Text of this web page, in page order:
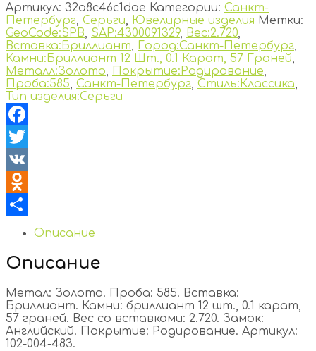
Артикул: 32a8c46c1dae Категории: Санкт-
Петербург, Серьги, Ювелирные изделия Метки:
GeoCode:SPB, SAP:4300091329, Вес:2.720,
Вставка:Бриллиант, Город:Санкт-Петербург,
Камни:Бриллиант 12 Шт., 0.1 Карат, 57 Граней,
Металл:Золото, Покрытие:Родирование,
Проба:585, Санкт-Петербург, Стиль:Классика,
Тип изделия:Серьги
Facebook
Twitter
VK
Odnoklassniki
Отправить
Описание
Описание
Метал: Золото. Проба: 585. Вставка:
Бриллиант. Камни: бриллиант 12 шт., 0.1 карат,
57 граней. Вес со вставками: 2.720. Замок:
Английский. Покрытие: Родирование. Артикул:
102-004-483.